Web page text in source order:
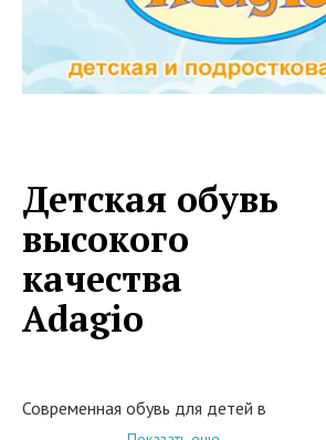
Детская обувь
высокого
качества
Adagio
Современная обувь для детей в
уникальном исполнении